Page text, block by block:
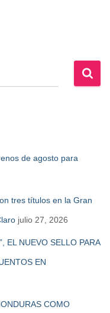
de agosto para
tres títulos en la Gran
julio 27, 2026
EL NUEVO SELLO PARA
EN
COMO